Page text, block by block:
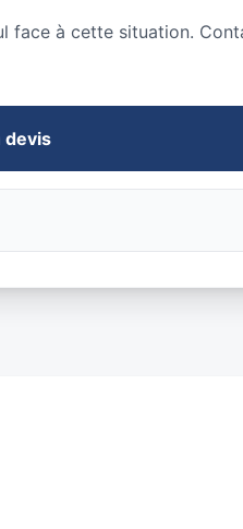
face à cette situation.
devis